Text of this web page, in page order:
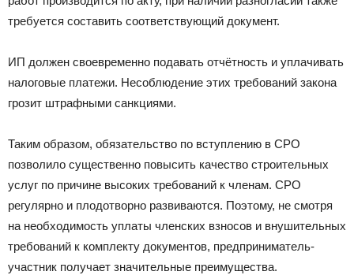
требуется составить соответствующий документ.
ИП должен своевременно подавать отчётность и уплачивать
налоговые платежи. Несоблюдение этих требований закона
грозит штрафными санкциями.
Таким образом, обязательство по вступлению в СРО
позволило существенно повысить качество строительных
услуг по причине высоких требований к членам. СРО
регулярно и плодотворно развиваются. Поэтому, не смотря
на необходимость уплаты членских взносов и внушительных
требований к комплекту документов, предприниматель-
участник получает значительные преимущества.